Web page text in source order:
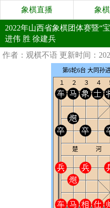
象棋直播 象
2022年山西省象棋团体赛暨“
进伟 胜 徐建兵
作者：观棋不语 更新时间：